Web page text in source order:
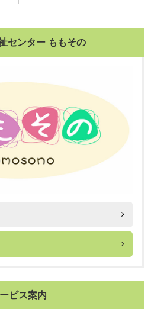
センター ももその
ビス案内